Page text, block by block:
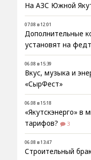
На АЗС Южной
07.08 в 12:01
Дополнительные
установят на
06.08 в 15:39
Вкус, музыка и
«СырФест»
06.08 в 15:18
«Якутскэнерго» в
тарифов?
3
06.08 в 13:47
Строительный